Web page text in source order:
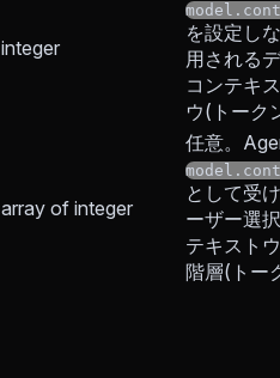
integer
を設定し
用される
コンテキ
ウ(トーク
array of integer
任意。
として受
ーザー選
テキスト
階層(トー